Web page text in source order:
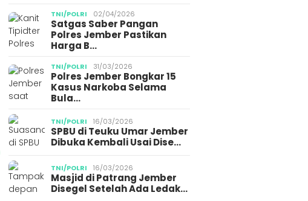
TNI/POLRI 02/04/2026
Satgas Saber Pangan
Polres Jember Pastikan
Harga B…
TNI/POLRI 31/03/2026
Polres Jember Bongkar 15
Kasus Narkoba Selama
Bula…
TNI/POLRI 16/03/2026
SPBU di Teuku Umar Jember
Dibuka Kembali Usai Dise…
TNI/POLRI 16/03/2026
Masjid di Patrang Jember
Disegel Setelah Ada Ledak…